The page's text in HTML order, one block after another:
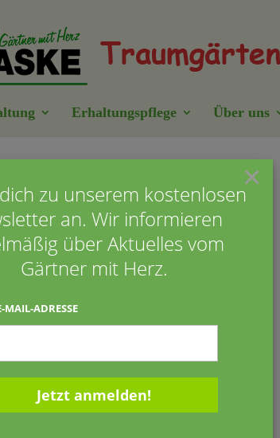
Erhaltungspflege Über uns
Vorgarten. David, Kristof und
Wir empfehlen sie gerne weiter.
×
zu unserem kostenlosen
an. Wir informieren
über Aktuelles vom
Gärtner mit Herz.
MAIL-ADRESSE